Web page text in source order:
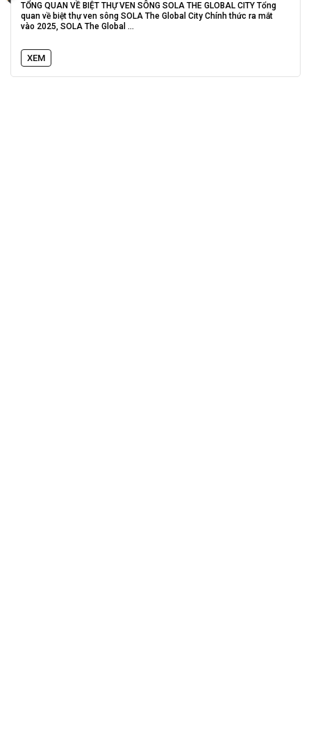
TỔNG QUAN VỀ BIỆT THỰ VEN SÔNG SOLA THE GLOBAL CITY Tổng
quan về biệt thự ven sông SOLA The Global City Chính thức ra mắt
vào 2025, SOLA The Global ...
XEM